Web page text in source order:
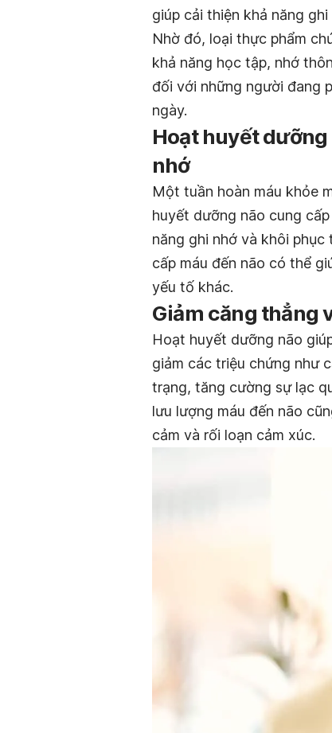
giúp cải thiện khả năng
Nhờ đó, loại thực phẩm
khả năng học tập, nhớ
đối với những người đang
ngày.
Hoạt huyết
nhớ
Một tuần hoàn máu khỏe
huyết dưỡng não cung
năng ghi nhớ và khôi
cấp máu đến não có thể
yếu tố khác.
Giảm căng thẳng
Hoạt huyết dưỡng não
giảm các triệu chứng như
trạng, tăng cường sự lạc
lưu lượng máu đến não
cảm và rối loạn cảm xúc.